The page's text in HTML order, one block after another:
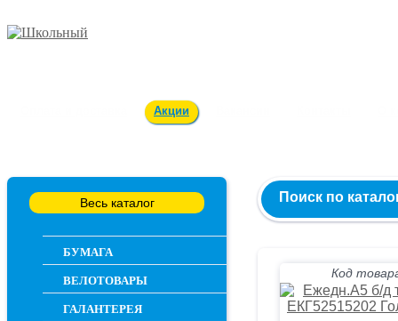
Акции
Весь каталог
БУМАГА
ВЕЛОТОВАРЫ
ГАЛАНТЕРЕЯ
Поиск по
Код